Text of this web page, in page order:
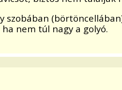
szobában
nem túl nagy a golyó.